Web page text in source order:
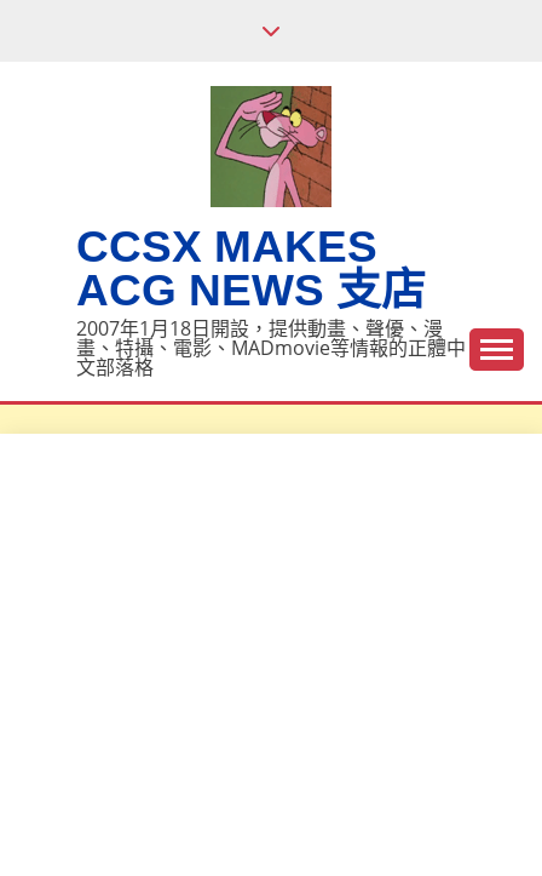
CCSX MAKES
ACG NEWS 支店
2007年1月18日開設，提供動畫、聲優、漫
畫、特攝、電影、MADmovie等情報的正體中
文部落格